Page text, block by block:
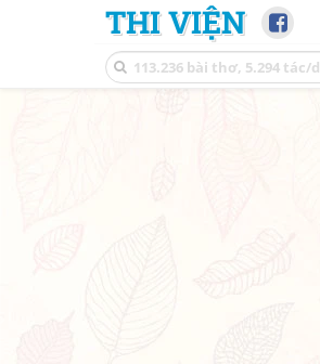
THI VIỆN